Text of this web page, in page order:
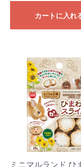
カートに入れ
ミニマルランド ひ